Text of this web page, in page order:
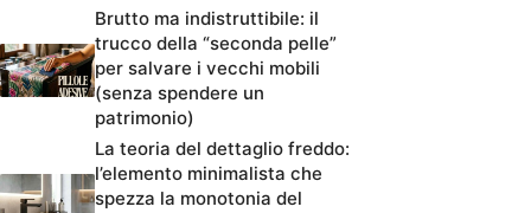
Brutto ma indistruttibile: il
trucco della “seconda pelle”
per salvare i vecchi mobili
(senza spendere un
patrimonio)
La teoria del dettaglio freddo:
l’elemento minimalista che
spezza la monotonia del